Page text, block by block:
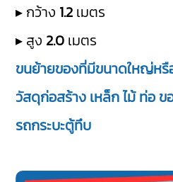
▸ กว้าง 1.2 เมตร
▸ สูง 2.0 เมตร
ขนย้ายของที่มีขนาดใหญ่หรื
วัสดุก่อสร้าง เหล็ก ไม้ ท่อ
รถกระบะตู้ทึบ